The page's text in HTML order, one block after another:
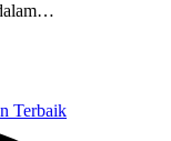
Terbaik